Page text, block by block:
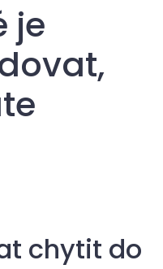
je
chytit do